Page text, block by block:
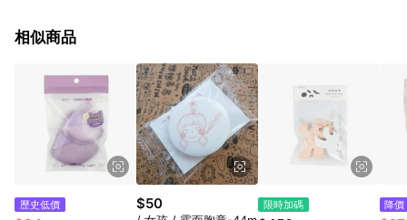
台灣樂天市場，並在同一瀏覽器於24小時內結帳，才享有 LINE
市場 45 天內完成訂單出貨及結帳，則不符合贈點資格。 (4) 如
使用APP、或中途瀏覽比價網、回饋網、Google等其他網頁、或
由網頁版(電腦版/手機版網頁)切換為App都將會造成追蹤中斷而
無法進行 LINE POINTS 回饋。 (5) LINE 購物為購物資訊整合性
平台，商品資料更新會有時間差，如顯示之商品規格、顏色、價
位、贈品與台灣樂天市場銷售網頁不符，以銷售網頁標示為準。
(6) 導購訂單已逾 365 天，根據台灣樂天回饋規定，逾期訂單將
點數回饋或點數回饋有爭議，台灣樂天市場保有更改條款與法律
相似商品
歷史低價 $50 限時加碼 降價